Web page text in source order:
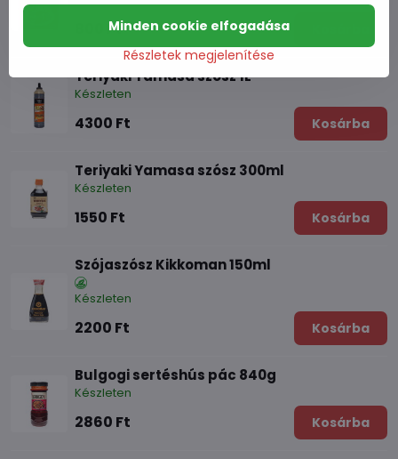
800 Ft
Teriyaki Yamasa szósz 1L
Készleten
4300 Ft Kosárba
Teriyaki Yamasa szósz 300ml
Készleten
1550 Ft Kosárba
Szójaszósz Kikkoman 150ml
Készleten
2200 Ft Kosárba
Bulgogi sertéshús pác 840g
Készleten
2860 Ft Kosárba
Részletek megjelenítése
Minden cookie elfogadása